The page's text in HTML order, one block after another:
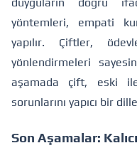
yöntemleri, empati
yapılır. Çiftler,
yönlendirmeleri
aşamada çift, eski
sorunlarını yapıcı bir
Son Aşamalar: